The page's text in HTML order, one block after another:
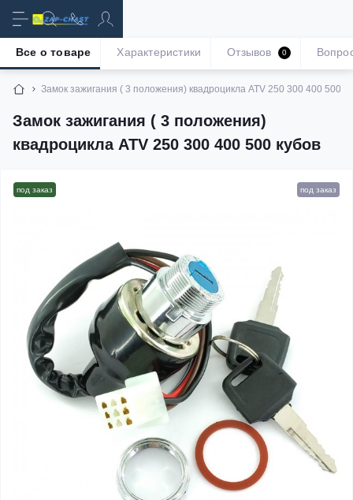
Замок зажигания ( 3 положения) квадроцикла ATV 250 300 400 500
Замок зажигания ( 3 положения)
квадроцикла ATV 250 300 400 500 кубов
Все о товаре Характеристики Отзывов 0
под заказ под заказ